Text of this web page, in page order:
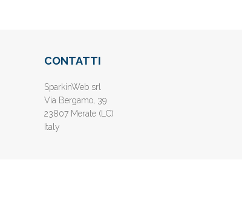
CONTATTI
SparkinWeb srl
Via Bergamo, 39
23807 Merate (LC)
Italy